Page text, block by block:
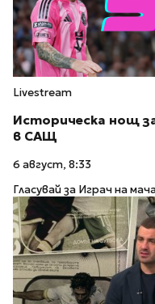
Livestream
Историческа нощ
в САЩ
6 август, 8:33
Гласувай за Играч на